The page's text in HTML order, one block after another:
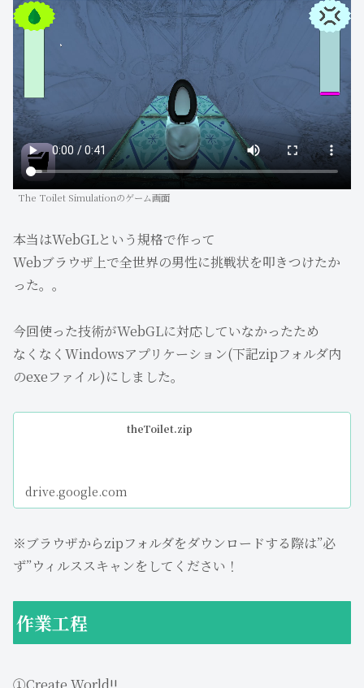
The Toilet Simulationのゲーム画面
本当はWebGLという規格で作って
Webブラウザ上で全世界の男性に挑戦状を叩きつけたか
った。。
今回使った技術がWebGLに対応していなかったため
なくなくWindowsアプリケーション(下記zipフォルダ内
のexeファイル)にしました。
theToilet.zip
drive.google.com
※ブラウザからzipフォルダをダウンロードする際は”必
ず”ウィルススキャンをしてください！
作業工程
①Create World!!